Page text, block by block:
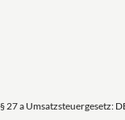
a Umsatzsteuergesetz: